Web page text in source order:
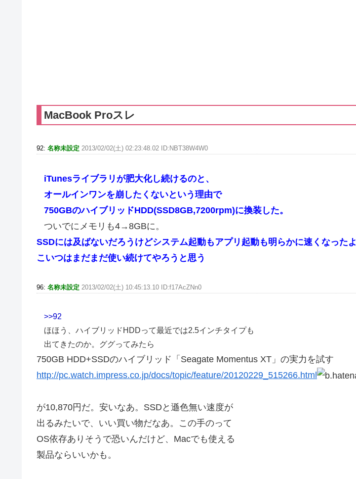
MacBook Proスレ
92: 名称未設定 2013/02/02(土) 02:23:48.02 ID:NBT38W4W0
iTunesライブラリが肥大化し続けるのと、
オールインワンを崩したくないという理由で
750GBのハイブリッドHDD(SSD8GB,7200rpm)に換装した。
ついでにメモリも4→8GBに。
SSDには及ばないだろうけどシステム起動もアプリ起動も明らかに速くなったよ
こいつはまだまだ使い続けてやろうと思う
96: 名称未設定 2013/02/02(土) 10:45:13.10 ID:f17AcZNn0
>>92
ほほう、ハイブリッドHDDって最近では2.5インチタイプも
出てきたのか。ググってみたら
750GB HDD+SSDのハイブリッド「Seagate Momentus XT」の実力を試す
http://pc.watch.impress.co.jp/docs/topic/feature/20120229_515266.html
が10,870円だ。安いなあ。SSDと遜色無い速度が
出るみたいで、いい買い物だなあ。この手のって
OS依存ありそうで恐いんだけど、Macでも使える
製品ならいいかも。